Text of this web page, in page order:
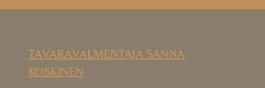
TAVARAVALMENTAJA SANNA
KOSKINEN